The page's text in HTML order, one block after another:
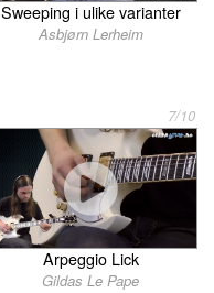
Sweeping i ulike varianter
Asbjørn Lerheim
7/10
Arpeggio Lick
Gildas Le Pape